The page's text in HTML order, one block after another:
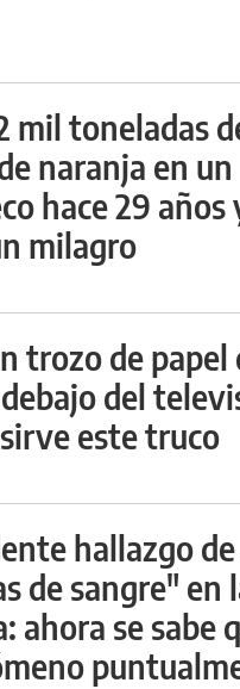
mil toneladas
naranja en un
hace 29 años
milagro
trozo de papel
del
este truco
hallazgo
de sangre" en
ahora se sabe